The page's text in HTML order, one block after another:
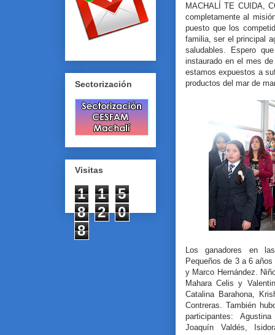
MACHALÍ TE CUIDA,
completamente al
puesto que los
familia, ser el principal
saludables. Espero
instaurado en el mes
estamos expuestos a
productos del mar de
Los ganadores en
Pequeños de 3 a 6
y Marco Hernández.
Mahara Celis y
Catalina Barahona,
Contreras. También
participantes:
Joaquín Valdés,
Sectorización
Visitas
1 1
5
8
2
0
8